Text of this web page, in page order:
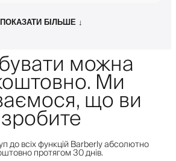
ПОКАЗАТИ БІЛЬШЕ ↓
можна
Ми
що ви
зробите
до всіх функцій Barberly абсолютно
протягом 30 днів.